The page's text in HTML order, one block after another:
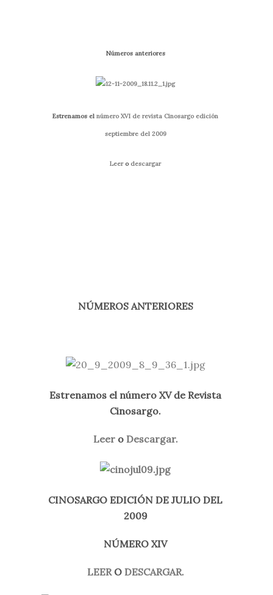
Números anteriores
Estrenamos elnúmero XVI de revista Cinosargo edición
septiembre del 2009
Leero descargar
NÚMEROS ANTERIORES
Estrenamos el número XV de Revista
Cinosargo.
Leer o Descargar.
CINOSARGO EDICIÓN DE JULIO DEL
2009
NÚMERO XIV
LEERO DESCARGAR.